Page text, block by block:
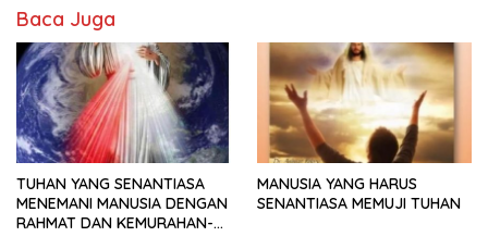
Baca Juga
TUHAN YANG SENANTIASA
MENEMANI MANUSIA DENGAN
RAHMAT DAN KEMURAHAN-
MANUSIA YANG HARUS
SENANTIASA MEMUJI TUHAN